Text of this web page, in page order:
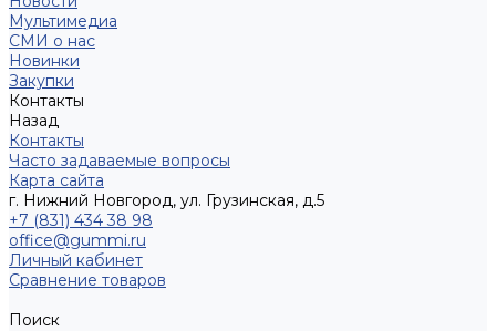
Мультимедиа
СМИ о нас
Новинки
Закупки
Контакты
Назад
Контакты
Часто задаваемые вопросы
Карта сайта
г. Нижний Новгород, ул. Грузинская, д.5
+7 (831) 434 38 98
office@gummi.ru
Личный кабинет
Сравнение товаров
Поиск